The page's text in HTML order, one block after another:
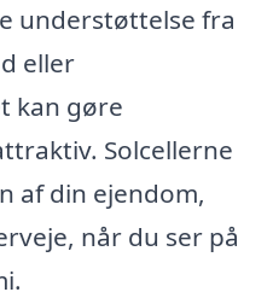
understøttelse fra
eller
kan gøre
Solcellerne
af din ejendom,
når du ser på